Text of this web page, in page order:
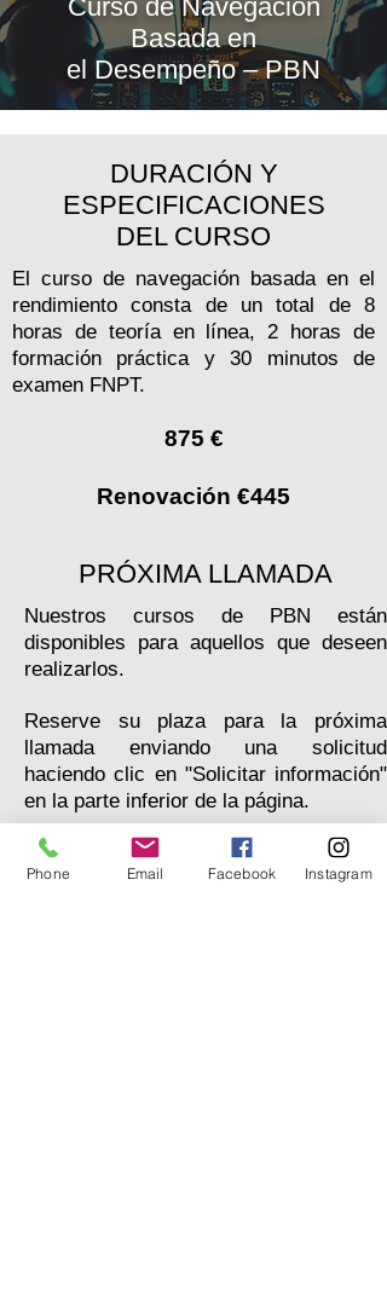
Curso de Navegación
Basada en
el Desempeño – PBN
DURACIÓN Y
ESPECIFICACIONES
DEL CURSO
El curso de navegación basada en el
rendimiento consta de un total de 8
horas de teoría en línea, 2 horas de
formación práctica y 30 minutos de
examen FNPT.
875 €
Renovación €445
PRÓXIMA LLAMADA
Nuestros cursos de PBN están
disponibles para aquellos que deseen
realizarlos.
Reserve su plaza para la próxima
llamada enviando una solicitud
haciendo clic en "Solicitar información"
en la parte inferior de la página.
Me interesa saber qué
Phone Email Facebook Instagram